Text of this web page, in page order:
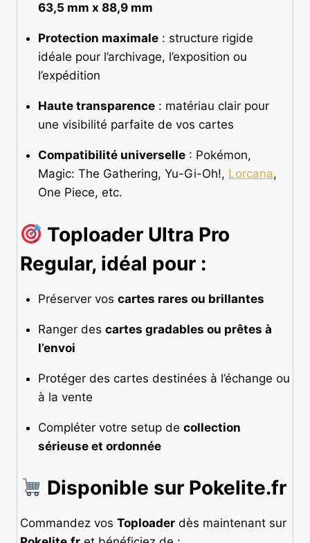
63,5 mm x 88,9 mm
Protection maximale: structure rigide
idéale pour l’archivage, l’exposition ou
l’expédition
Haute transparence: matériau clair pour
une visibilité parfaite de vos cartes
Compatibilité universelle: Pokémon,
Magic: The Gathering, Yu-Gi-Oh!, Lorcana,
One Piece, etc.
Toploader Ultra Pro
Regular, idéal pour :
Préserver vos cartes rares ou brillantes
Ranger des cartes gradables ou prêtes à
l’envoi
Protéger des cartes destinées à l’échange ou
à la vente
Compléter votre setup de collection
sérieuse et ordonnée
Disponible sur Pokelite.fr
Commandez vos Toploader dès maintenant sur